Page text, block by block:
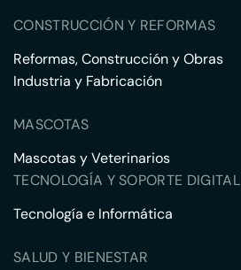
CONSTRUCCIÓN Y REFORMAS
Reformas, Construcción y Obras
Industria y Fabricación
MASCOTAS
Mascotas y Veterinarios
TECNOLOGÍA Y SOPORTE DIGITAL
Tecnología e Informática
SALUD Y BIENESTAR